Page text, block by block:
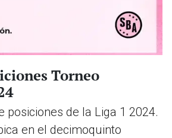
Torneo
posiciones de la Liga 1 2024.
en el decimoquinto